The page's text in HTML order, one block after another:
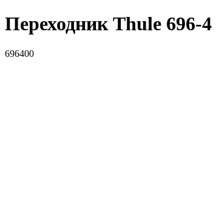
Переходник Thule 696-
696400